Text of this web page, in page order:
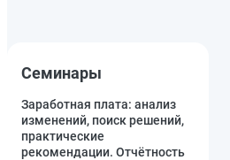
Семинары
Заработная плата: анализ
изменений, поиск решений,
практические
рекомендации. Отчётность